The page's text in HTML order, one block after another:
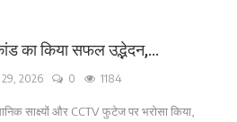
का किया सफल उद्भेदन,...
29, 2026 0 1184
साक्ष्यों और CCTV फुटेज पर भरोसा किया,